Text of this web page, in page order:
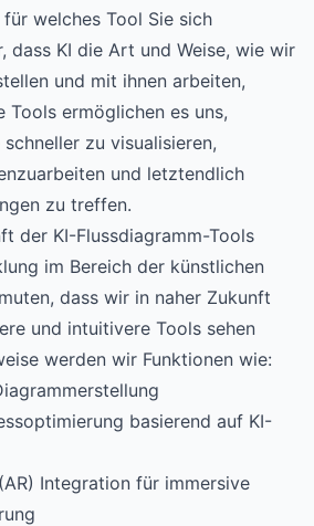
welches Tool Sie sich
dass KI die Art und Weise, wie wir
und mit ihnen arbeiten,
Tools ermöglichen es uns,
zu visualisieren,
und letztendlich
zu treffen.
der KI-Flussdiagramm-Tools
im Bereich der künstlichen
dass wir in naher Zukunft
und intuitivere Tools sehen
werden wir Funktionen wie:
basierend auf KI-
Integration für immersive